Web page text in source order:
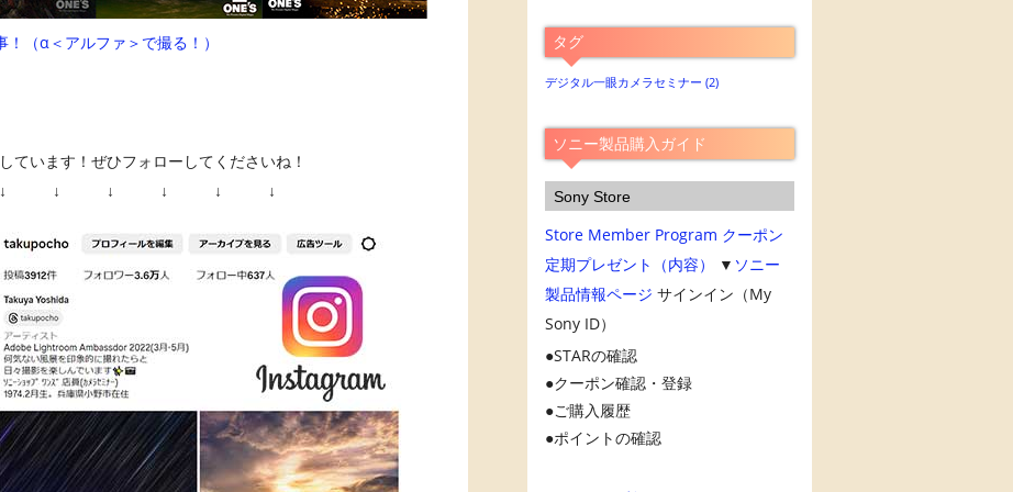
（α＜アルファ＞で撮る！）
ています！ぜひフォローしてくださいね！
↓ ↓ ↓ ↓ ↓
ア
ー
カ
ブ
タグ
デジタル一眼カメラセミナー (2)
ソニー製品購入ガイド
Sony Store
Store Member Program クーポン
定期プレゼント（内容）
▼ ソニー
製品情報ページ サインイン（My
Sony ID）
STARの確認
クーポン確認・登録
ご購入履歴
ポイントの確認